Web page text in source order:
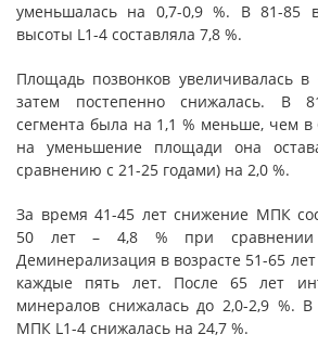
уменьшалась на 0,7-0,9 %. В 81-85
высоты L1-4 составляла 7,8 %.
Площадь позвонков увеличивалась
затем постепенно снижалась. В
сегмента была на 1,1 % меньше, чем в
на уменьшение площади она
сравнению с 21-25 годами) на 2,0 %.
За время 41-45 лет снижение МПК
50 лет – 4,8 % при сравнении
Деминерализация в возрасте 51-65 лет
каждые пять лет. После 65 лет
минералов снижалась до 2,0-2,9 %.
МПК L1-4 снижалась на 24,7 %.